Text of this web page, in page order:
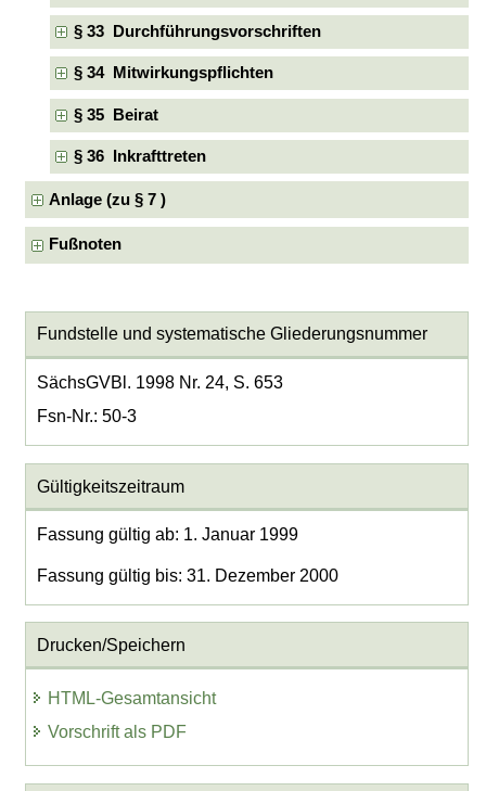
§ 33 Durchführungsvorschriften
§ 34 Mitwirkungspflichten
§ 35 Beirat
§ 36 Inkrafttreten
Anlage (zu § 7 )
Fußnoten
Fundstelle und systematische Gliederungsnummer
SächsGVBl. 1998 Nr. 24, S. 653
Fsn-Nr.: 50-3
Gültigkeitszeitraum
Fassung gültig ab: 1. Januar 1999
Fassung gültig bis: 31. Dezember 2000
Drucken/Speichern
HTML-Gesamtansicht
Vorschrift als PDF